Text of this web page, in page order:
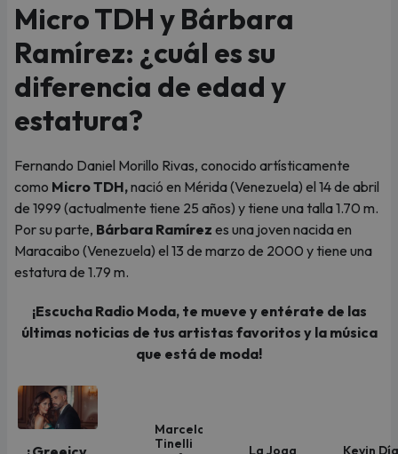
Micro TDH y Bárbara
Ramírez: ¿cuál es su
diferencia de edad y
estatura?
Fernando Daniel Morillo Rivas, conocido artísticamente
como Micro TDH,nació en Mérida (Venezuela) el 14 de abril
de 1999 (actualmente tiene 25 años) y tiene una talla 1.70 m.
Por su parte, Bárbara Ramírez es una joven nacida en
Maracaibo (Venezuela) el 13 de marzo de 2000 y tiene una
estatura de 1.79 m.
¡Escucha Radio Moda, te mueve y entérate de las
últimas noticias de tus artistas favoritos y la música
que está de moda!
Marcelo
Tinelli
La Joaqui
Kevin